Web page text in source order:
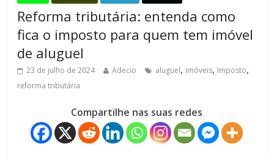
Reforma tributária: entenda como
fica o imposto para quem tem imóvel
de aluguel
23 de julho de 2024 Adecio aluguel, imóveis, Imposto,
reforma tributária
Compartilhe nas suas redes